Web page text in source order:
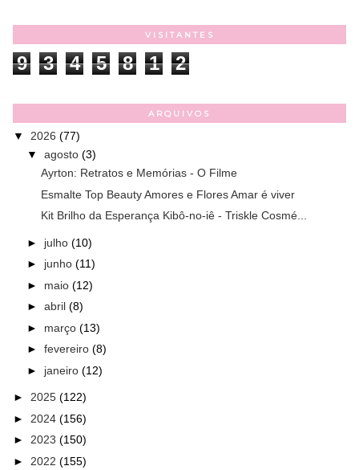
VISITANTES
9 3 4 5 8 1 2
ARQUIVOS
▼ 2026 (77)
▼ agosto (3)
Ayrton: Retratos e Memórias - O Filme
Esmalte Top Beauty Amores e Flores Amar é viver
Kit Brilho da Esperança Kibô-no-iê - Triskle Cosmé...
► julho (10)
► junho (11)
► maio (12)
► abril (8)
► março (13)
► fevereiro (8)
► janeiro (12)
► 2025 (122)
► 2024 (156)
► 2023 (150)
► 2022 (155)